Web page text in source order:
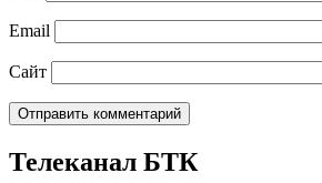
Email
Сайт
Телеканал БТК